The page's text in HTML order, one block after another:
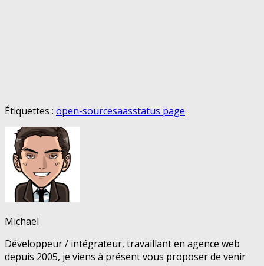
Étiquettes : open-sourcesaasstatus page
Michael
Développeur / intégrateur, travaillant en agence web
depuis 2005, je viens à présent vous proposer de venir